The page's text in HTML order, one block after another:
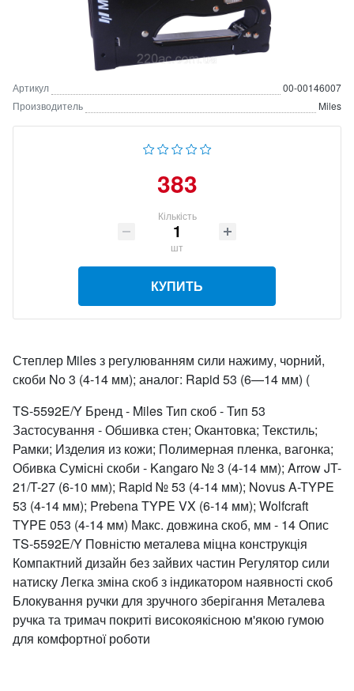
Артикул
00-00146007
Производитель
Miles
383
Кількість
шт
КУПИТЬ
Степлер Miles з регулюванням сили нажиму, чорний,
скоби No 3 (4-14 мм); аналог: Rapid 53 (6—14 мм) (
TS-5592E/Y Бренд - Miles Тип скоб - Тип 53
Застосування - Обшивка стен; Окантовка; Текстиль;
Рамки; Изделия из кожи; Полимерная пленка, вагонка;
Обивка Сумісні скоби - Kangaro № 3 (4-14 мм); Arrow JT-
21/T-27 (6-10 мм); Rapid № 53 (4-14 мм); Novus A-TYPE
53 (4-14 мм); Prebena TYPE VX (6-14 мм); Wolfcraft
TYPE 053 (4-14 мм) Макс. довжина скоб, мм - 14 Опис
TS-5592E/Y Повністю металева міцна конструкція
Компактний дизайн без зайвих частин Регулятор сили
натиску Легка зміна скоб з індикатором наявності скоб
Блокування ручки для зручного зберігання Металева
ручка та тримач покриті високоякісною м'якою гумою
для комфортної роботи